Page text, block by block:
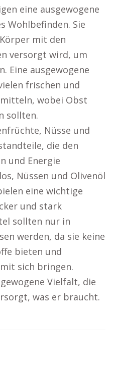
eine ausgewogene
Wohlbefinden. Sie
mit den
versorgt wird, um
Eine ausgewogene
frischen und
wobei Obst
sollten.
Nüsse und
die den
und Energie
Nüssen und Olivenöl
eine wichtige
und stark
sollten nur in
werden, da sie keine
bieten und
sich bringen.
Vielfalt, die
was er braucht.